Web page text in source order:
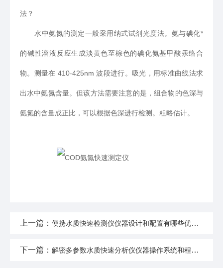
法？
水中氨氮的测定一般采用纳式试剂光度法。氨与碘化*
的碱性溶液反应生成淡黄色至棕色的碘化氨基甲酸汞络合
物。测量在 410-425nm 波段进行。吸光，用标准曲线法求
出水中氨氮含量。但该方法需要注意的是，组合物的色深与
氨氮的含量成正比，可以根据色深进行检测。粗略估计。
上一篇： 便携水质快速检测仪仪器设计和配置有哪些优点呢
下一篇： 解密多参数水质快速分析仪仪器操作系统和程序功能优势